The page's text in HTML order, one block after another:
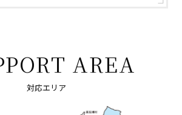
AREA
対応エリア